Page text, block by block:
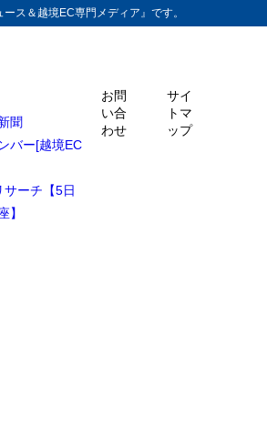
ス＆越境EC専門メディア』です。
聞
バー[越境EC
ーチ【5日
】
お問
い合
わせ
サイ
トマ
ップ